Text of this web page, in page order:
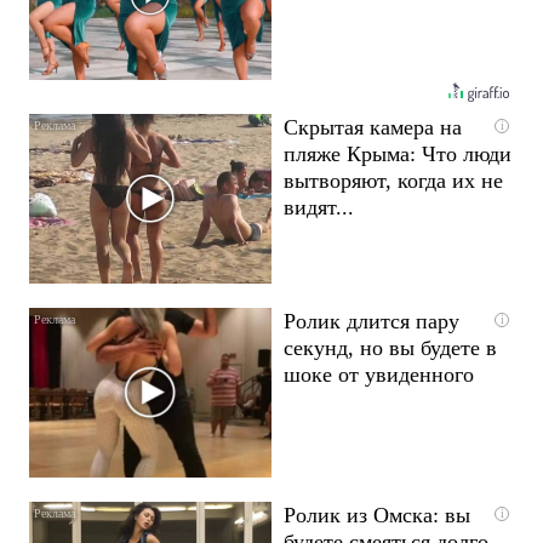
i
Скрытая камера на
пляже Крыма: Что люди
вытворяют, когда их не
видят...
i
Ролик длится пару
секунд, но вы будете в
шоке от увиденного
i
Ролик из Омска: вы